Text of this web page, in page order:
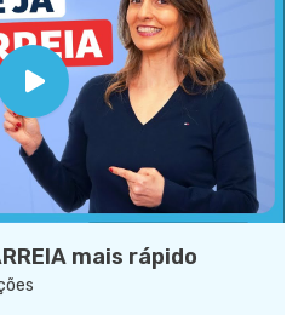
mais rápido